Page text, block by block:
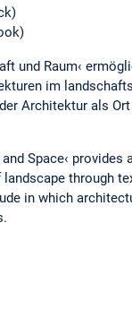
und Raum‹
im
Architektur als
and Space‹
through
in which